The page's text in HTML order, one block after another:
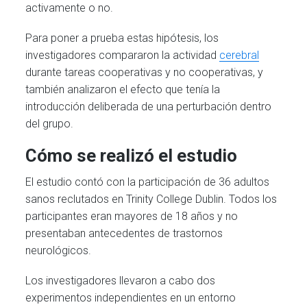
activamente o no.
Para poner a prueba estas hipótesis, los
investigadores compararon la actividad cerebral
durante tareas cooperativas y no cooperativas, y
también analizaron el efecto que tenía la
introducción deliberada de una perturbación dentro
del grupo.
Cómo se realizó el estudio
El estudio contó con la participación de 36 adultos
sanos reclutados en Trinity College Dublin. Todos los
participantes eran mayores de 18 años y no
presentaban antecedentes de trastornos
neurológicos.
Los investigadores llevaron a cabo dos
experimentos independientes en un entorno